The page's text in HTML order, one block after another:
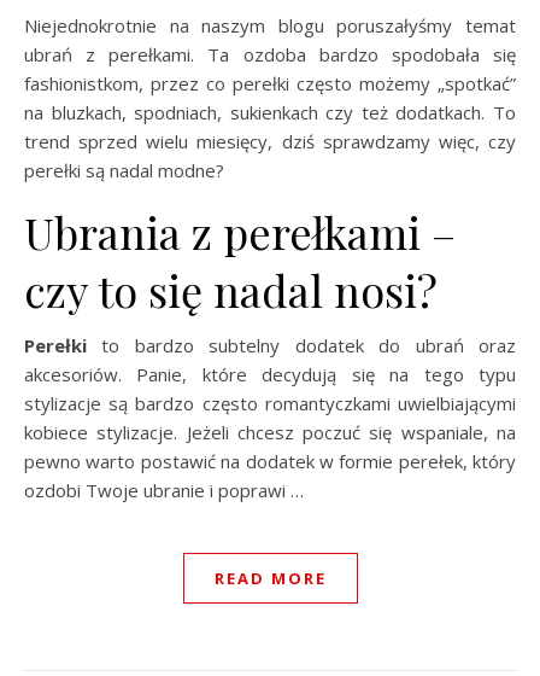
Niejednokrotnie na naszym blogu poruszałyśmy temat
ubrań z perełkami. Ta ozdoba bardzo spodobała się
fashionistkom, przez co perełki często możemy „spotkać”
na bluzkach, spodniach, sukienkach czy też dodatkach. To
trend sprzed wielu miesięcy, dziś sprawdzamy więc, czy
perełki są nadal modne?
Ubrania z perełkami –
czy to się nadal nosi?
Perełki to bardzo subtelny dodatek do ubrań oraz
akcesoriów. Panie, które decydują się na tego typu
stylizacje są bardzo często romantyczkami uwielbiającymi
kobiece stylizacje. Jeżeli chcesz poczuć się wspaniale, na
pewno warto postawić na dodatek w formie perełek, który
ozdobi Twoje ubranie i poprawi …
READ MORE